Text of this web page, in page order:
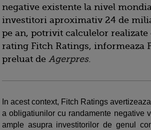
negative existente la nivel
investitori aproximativ 24 de
pe an, potrivit calculelor realizate
rating Fitch Ratings, informeaza
preluat de Agerpres.
In acest context, Fitch Ratings
a obligatiunilor cu randamente negative
ample asupra investitorilor de genul